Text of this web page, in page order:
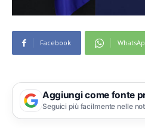
Facebook
Aggiungi come fonte
Seguici più facilmente nelle